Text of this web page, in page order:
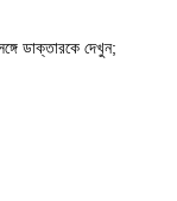
ডাক্তারকে দেখুন;